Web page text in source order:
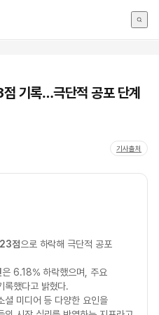
기록…극단적 공포 단계
기사출처
23점으로 하락해 극단적 공포
은 6.18% 하락했으며, 주요
록했다고 밝혔다.
셜 미디어 등 다양한 요인을